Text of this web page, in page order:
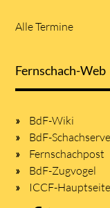
Alle Termine
Fernschach-Web
BdF-Wiki
BdF-
Fernschachpost
BdF-Zugvogel
ICCF-Hauptseite